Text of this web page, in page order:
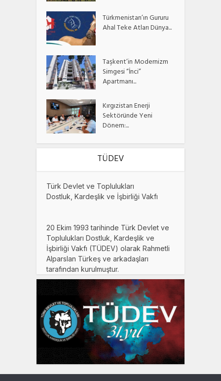
Türkmenistan’ın Gururu
Ahal Teke Atları Dünya...
Taşkent’in Modernizm
Simgesi “İnci”
Apartmanı...
Kırgızistan Enerji
Sektöründe Yeni
Dönem:...
TÜDEV
Türk Devlet ve Toplulukları
Dostluk, Kardeşlik ve İşbirliği Vakfı
20 Ekim 1993 tarihinde Türk Devlet ve
Toplulukları Dostluk, Kardeşlik ve
İşbirliği Vakfı (TÜDEV) olarak Rahmetli
Alparslan Türkeş ve arkadaşları
tarafından kurulmuştur.